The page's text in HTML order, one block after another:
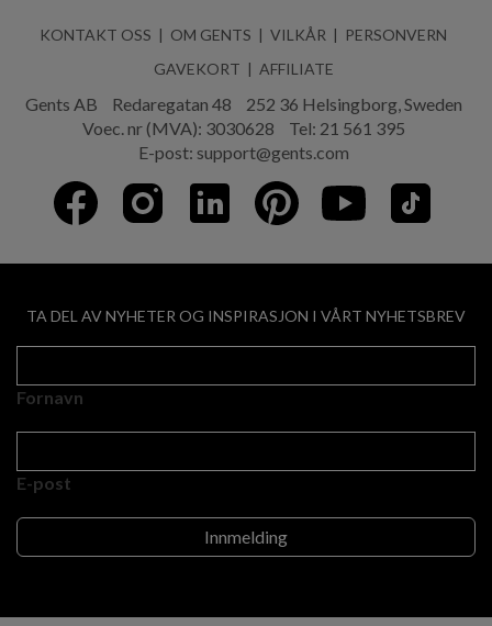
KONTAKT OSS OM GENTS VILKÅR
PERSONVERN
GAVEKORT
AFFILIATE
Gents AB Redaregatan 48
252 36 Helsingborg, Sweden
Voec. nr (MVA): 3030628
Tel: 21 561 395
E-post: support@gents.com
TA DEL AV NYHETER OG INSPIRASJON I VÅRT NYHETSBREV
Fornavn
E-post